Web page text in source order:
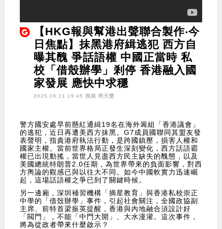
【HKG報與幫港出聲聯合製作‧今
日焦點】抹黑港府緝逃犯 西方自
曝其醜 爭話語權 中國正當時 私
校「借殼辦學」剎停 香港融入國
家發展 應快中求穩
2025.08.11 19:45 視頻 周天慧
警方國安處早前懸紅通緝19名在海外籌組「香港議會」
的逃犯，近日再遭美西方抹黑。G7成員國聯同其盟友發
表聲明，指責港府執法行動，是跨國鎮壓，損害人權和
國家主權。當前世界格局正發生深刻變化，西方話語霸
權已出現動搖，當世人見盡西方民主缺失的醜態，以及
美國總統特朗普2.0任期，為世界帶來的負面影響，對西
方輿論的觀感已與以往大不同。如今中國軟實力迅速崛
起，這場話語權之爭已到了關鍵時候。
另一邊廂，深圳補習機構「摘星教育」與香港私校崇正
中學的「借殼辦學」事件，引起社會關注，全國政協副
主席、前特首梁振英提醒，香港與內地融合須設計好
「閥門」，不能「中門大開」、大水漫灌。這次事件，
將為從政者帶來什麼啟示？